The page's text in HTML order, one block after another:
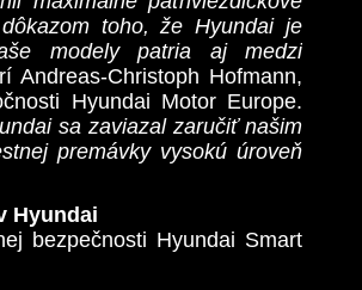
toho, že Hyundai je
modely patria aj medzi
Andreas-Christoph Hofmann,
Hyundai Motor Europe.
sa zaviazal zaručiť našim
premávky vysokú úroveň
Hyundai
bezpečnosti Hyundai Smart